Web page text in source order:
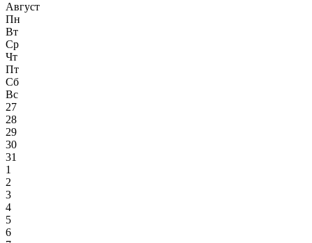
Август
Пн
Вт
Ср
Чт
Пт
Сб
Вс
27
28
29
30
31
1
2
3
4
5
6